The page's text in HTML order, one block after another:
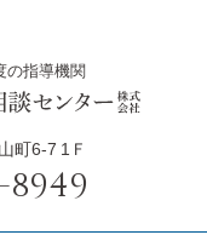
の指導機関
町6-7 1Ｆ